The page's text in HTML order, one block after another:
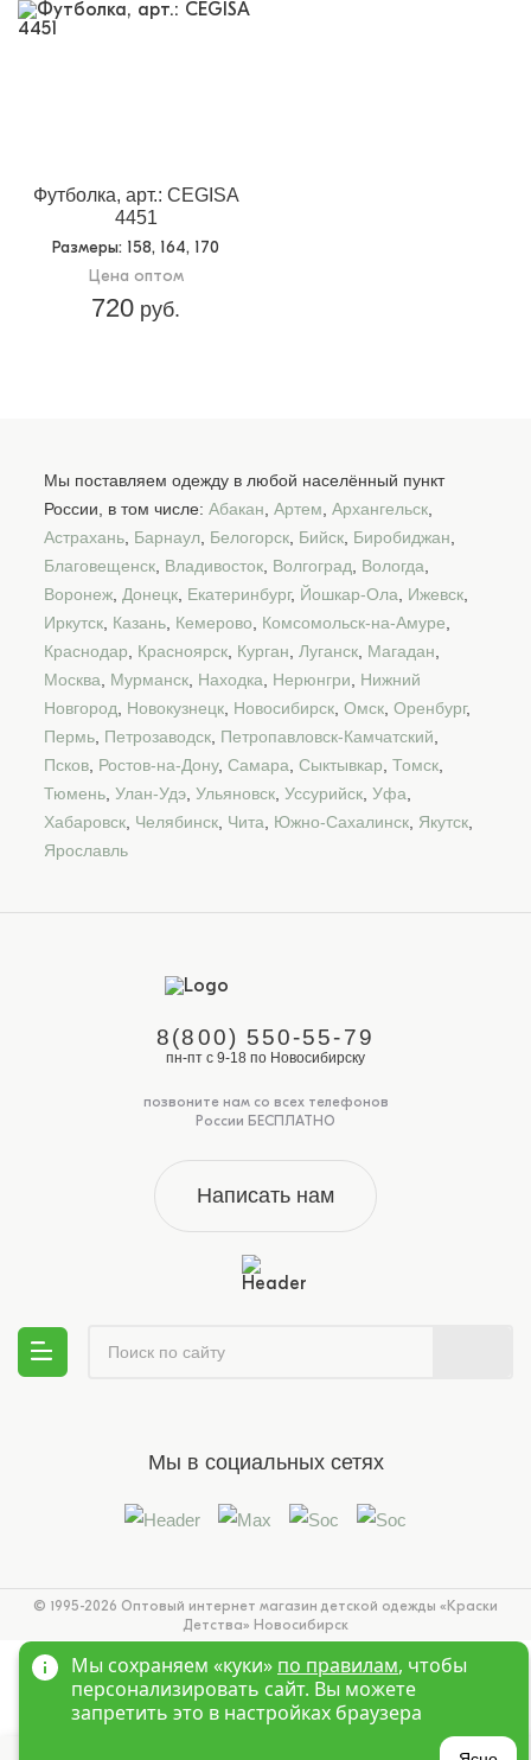
Футболка, арт.: CEGISA
4451
Размеры: 158, 164, 170
Цена оптом
720 руб.
Мы поставляем одежду в любой населённый пункт
России, в том числе: Абакан, Артем, Архангельск,
Астрахань, Барнаул, Белогорск, Бийск, Биробиджан,
Благовещенск, Владивосток, Волгоград, Вологда,
Воронеж, Донецк, Екатеринбург, Йошкар-Ола, Ижевск,
Иркутск, Казань, Кемерово, Комсомольск-на-Амуре,
Краснодар, Красноярск, Курган, Луганск, Магадан,
Москва, Мурманск, Находка, Нерюнгри, Нижний
Новгород, Новокузнецк, Новосибирск, Омск, Оренбург,
Пермь, Петрозаводск, Петропавловск-Камчатский,
Псков, Ростов-на-Дону, Самара, Сыктывкар, Томск,
Тюмень, Улан-Удэ, Ульяновск, Уссурийск, Уфа,
Хабаровск, Челябинск, Чита, Южно-Сахалинск, Якутск,
Ярославль
8(800) 550-55-79
пн-пт с 9-18 по Новосибирску
позвоните нам со всех телефонов
России БЕСПЛАТНО
Написать нам
Мы в социальных сетях
© 1995-2026 Оптовый интернет магазин детской одежды «Краски
Детства» Новосибирск
Мы сохраняем «куки» по правилам, чтобы
персонализировать сайт. Вы можете
запретить это в настройках браузера